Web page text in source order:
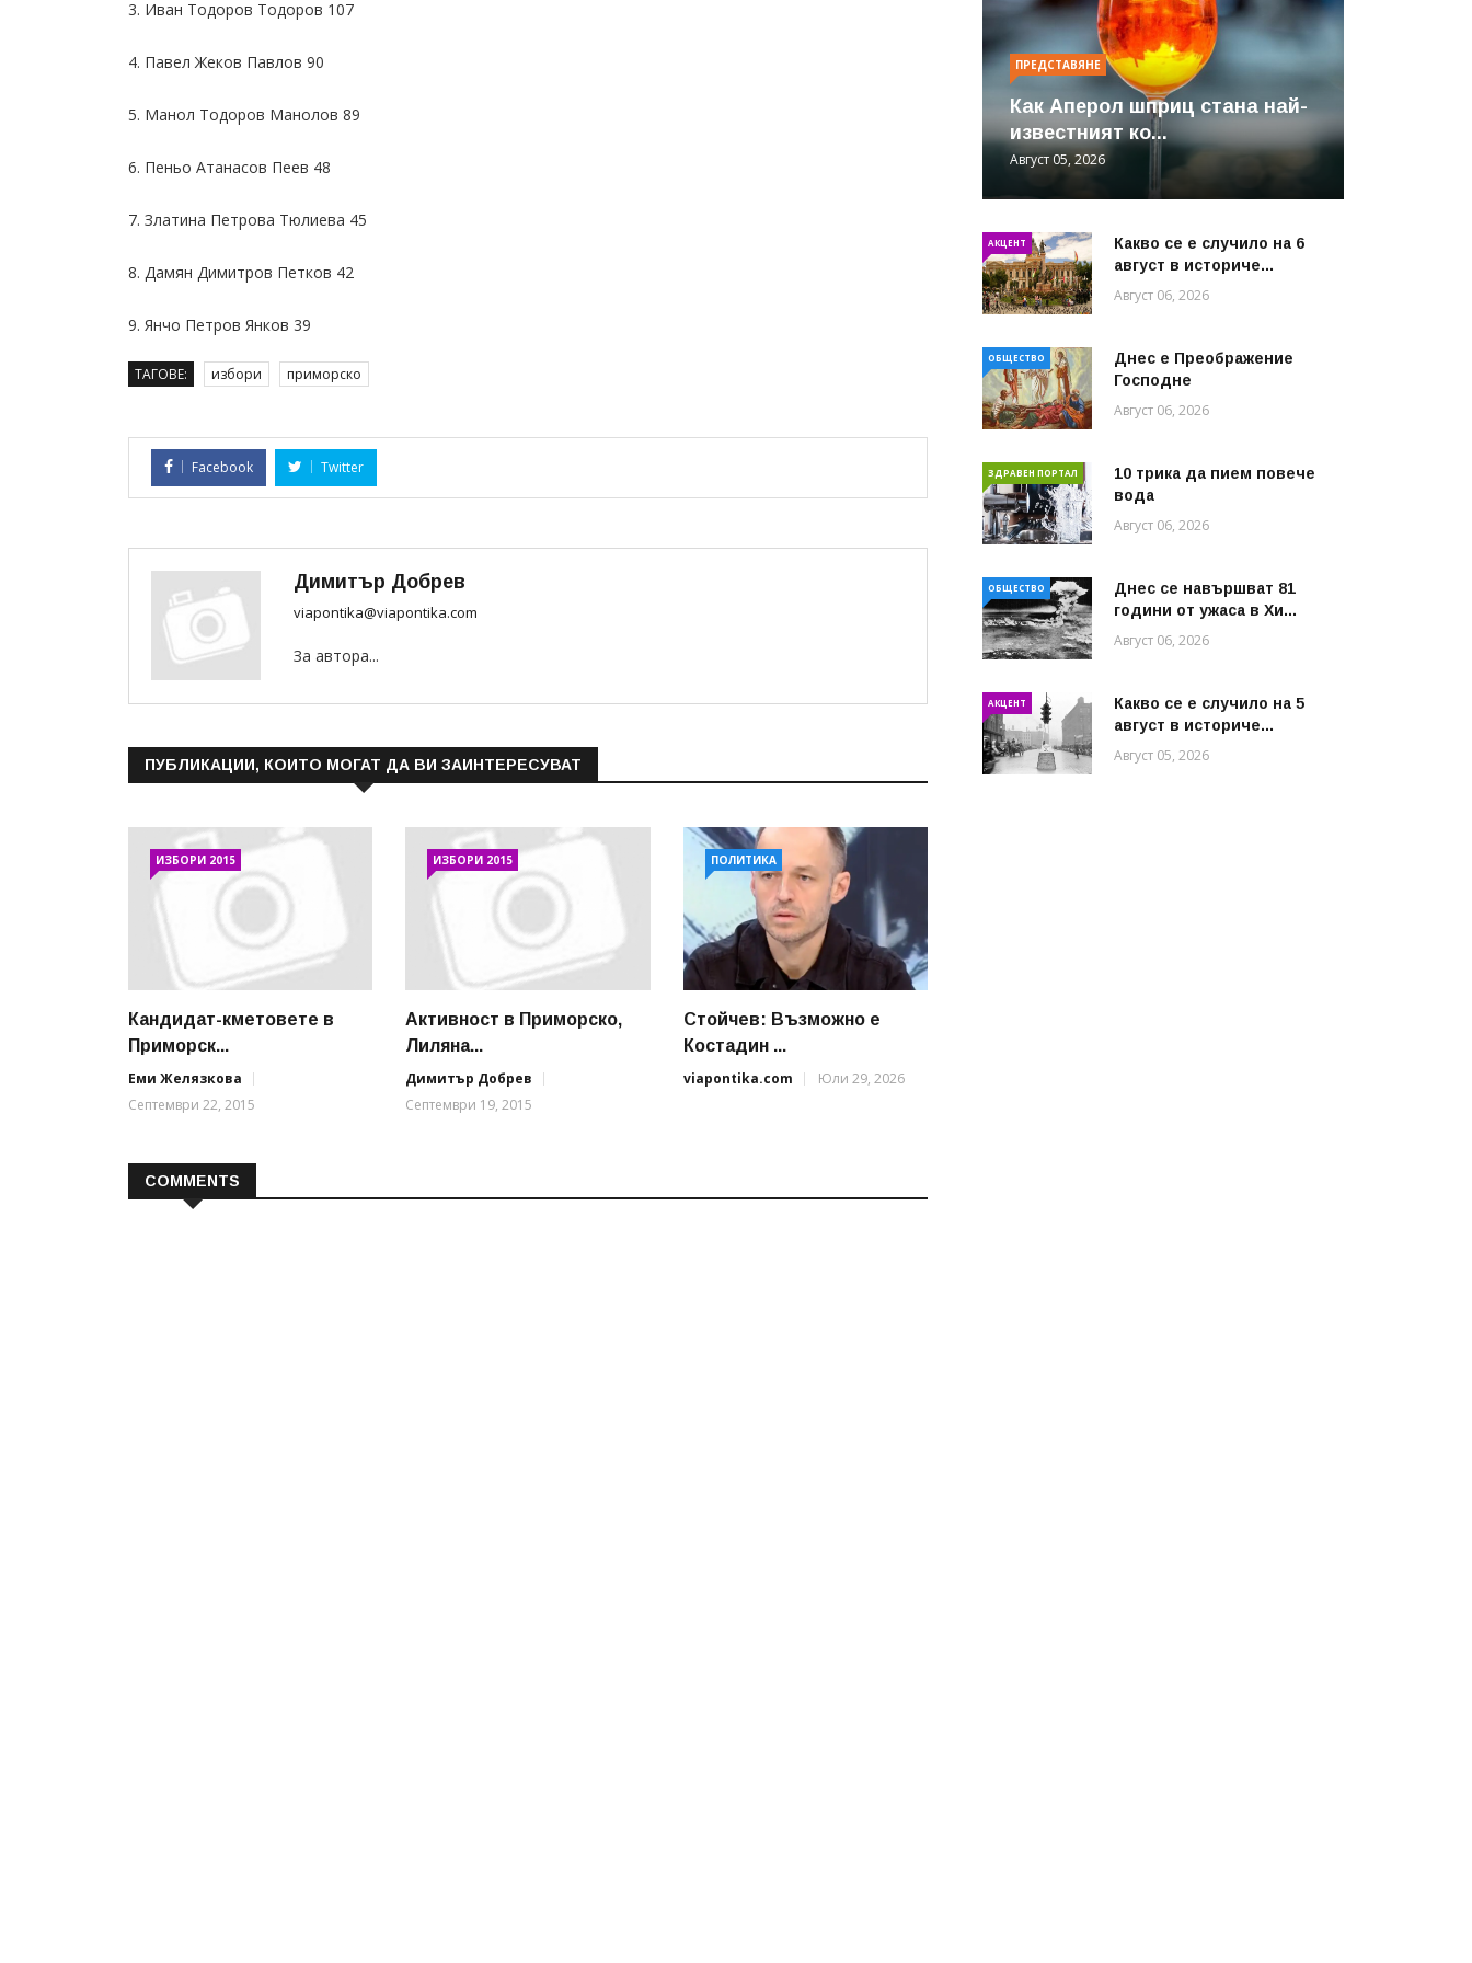
3. Иван Тодоров Тодоров 107
4. Павел Жеков Павлов 90
5. Манол Тодоров Манолов 89
6. Пеньо Атанасов Пеев 48
7. Златина Петрова Тюлиева 45
8. Дамян Димитров Петков 42
9. Янчо Петров Янков 39
ТАГОВЕ: избори приморско
Facebook Twitter
Димитър Добрев
viapontika@viapontika.com
За автора...
ПУБЛИКАЦИИ, КОИТО МОГАТ ДА ВИ ЗАИНТЕРЕСУВАТ
ИЗБОРИ 2015
Кандидат-кметовете в
Приморск...
Еми Желязкова
Септември 22, 2015
ИЗБОРИ 2015
Активност в Приморско,
Лиляна...
Димитър Добрев
Септември 19, 2015
ПОЛИТИКА
Стойчев: Възможно е
Костадин ...
viapontika.com
Юли 29, 2026
COMMENTS
ПРЕДСТАВЯНЕ
Как Аперол шприц стана най-
известният ко...
Август 05, 2026
АКЦЕНТ
Какво се е случило на 6
август в историче...
Август 06, 2026
ОБЩЕСТВО
Днес е Преображение
Господне
Август 06, 2026
ЗДРАВЕН ПОРТАЛ
10 трика да пием повече
вода
Август 06, 2026
ОБЩЕСТВО
Днес се навършват 81
години от ужаса в Хи...
Август 06, 2026
АКЦЕНТ
Какво се е случило на 5
август в историче...
Август 05, 2026